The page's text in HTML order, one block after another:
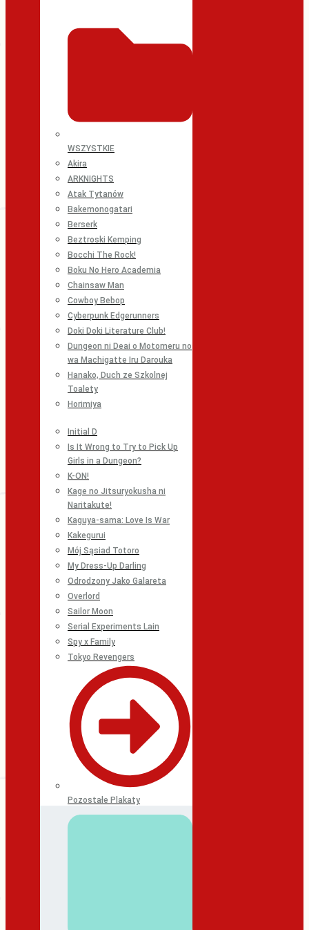
WSZYSTKIE
Akira
ARKNIGHTS
Atak Tytanów
Bakemonogatari
Berserk
Beztroski Kemping
Bocchi The Rock!
Boku No Hero Academia
Chainsaw Man
Cowboy Bebop
Cyberpunk Edgerunners
Doki Doki Literature Club!
Dungeon ni Deai o Motomeru no
wa Machigatte Iru Darouka
Hanako, Duch ze Szkolnej
Toalety
Horimiya
Initial D
Is It Wrong to Try to Pick Up
Girls in a Dungeon?
K-ON!
Kage no Jitsuryokusha ni
Naritakute!
Kaguya-sama: Love Is War
Kakegurui
Mój Sąsiad Totoro
My Dress-Up Darling
Odrodzony Jako Galareta
Overlord
Sailor Moon
Serial Experiments Lain
Spy x Family
Tokyo Revengers
Pozostałe Plakaty